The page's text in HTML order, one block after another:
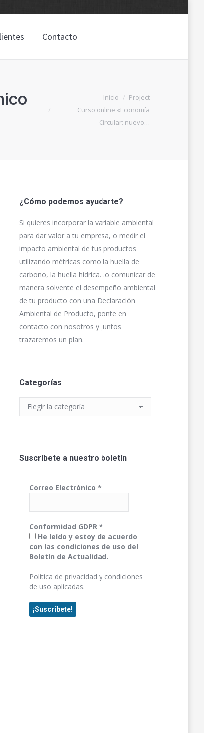
Contacto
Inicio
Project
Curso online «Economía
Circular: nuevo…
¿Cómo podemos ayudarte?
Si quieres incorporar la variable ambiental
para dar valor a tu empresa, o medir el
impacto ambiental de tus productos
utilizando métricas como la huella de
carbono, la huella hídrica…o comunicar de
manera solvente el desempeño ambiental
de tu producto con una Declaración
Ambiental de Producto, ponte en
contacto con nosotros y juntos
trazaremos un plan.
Categorías
Categorías
Suscríbete a nuestro boletín
Correo Electrónico *
Conformidad GDPR *
He leído y estoy de acuerdo
con las condiciones de uso del
Boletín de Actualidad.
Política de privacidad y condiciones
de uso aplicadas.